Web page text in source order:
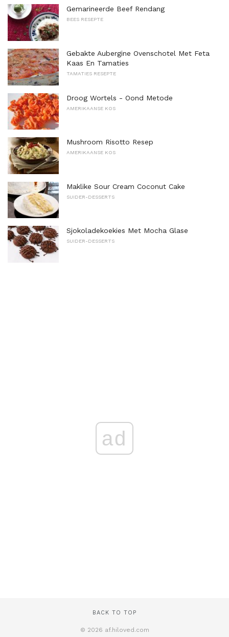
Gemarineerde Beef Rendang
BEES RESEPTE
Gebakte Aubergine Ovenschotel Met Feta
Kaas En Tamaties
TAMATIES RESEPTE
Droog Wortels - Oond Metode
AMERIKAANSE KOS
Mushroom Risotto Resep
AMERIKAANSE KOS
Maklike Sour Cream Coconut Cake
SUIDER-DESSERTS
Sjokoladekoekies Met Mocha Glase
SUIDER-DESSERTS
ad
BACK TO TOP
© 2026 af.hiloved.com